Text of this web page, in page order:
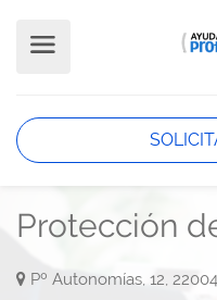
Protección
Pº Autonomías, 12,